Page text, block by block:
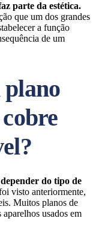
parte da estética.
que um dos grandes
a função
de um
plano
do tipo de
visto anteriormente,
Muitos planos de
usados em